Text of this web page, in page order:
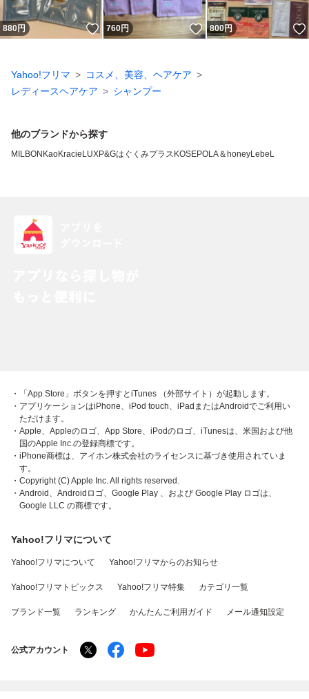
880円 いいね！
760円 いいね！
800円
Yahoo!フリマ
コスメ、美容、ヘアケア
レディースヘアケア
シャンプー
他のブランドから探す
MILBON KaoKracie LUXP&Gはぐくみプラス KOSEPOLA＆honeyLebeL
・「App Store」ボタンを押すとiTunes （外部サイト）が起動します。
・アプリケーションはiPhone、iPod touch、iPadまたはAndroidでご利用い
ただけます。
・Apple、Appleのロゴ、App Store、iPodのロゴ、iTunesは、米国および他
国のApple Inc.の登録商標です。
・iPhone商標は、アイホン株式会社のライセンスに基づき使用されていま
す。
・Copyright (C) Apple Inc. All rights reserved.
・Android、Androidロゴ、Google Play 、および Google Play ロゴは、
Google LLC の商標です。
Yahoo!フリマについて
Yahoo!フリマについて Yahoo!フリマからのお知らせ
Yahoo!フリマトピックス Yahoo!フリマ特集 カテゴリ一覧
ブランド一覧 ランキング かんたんご利用ガイド メール通知設定
公式アカウント